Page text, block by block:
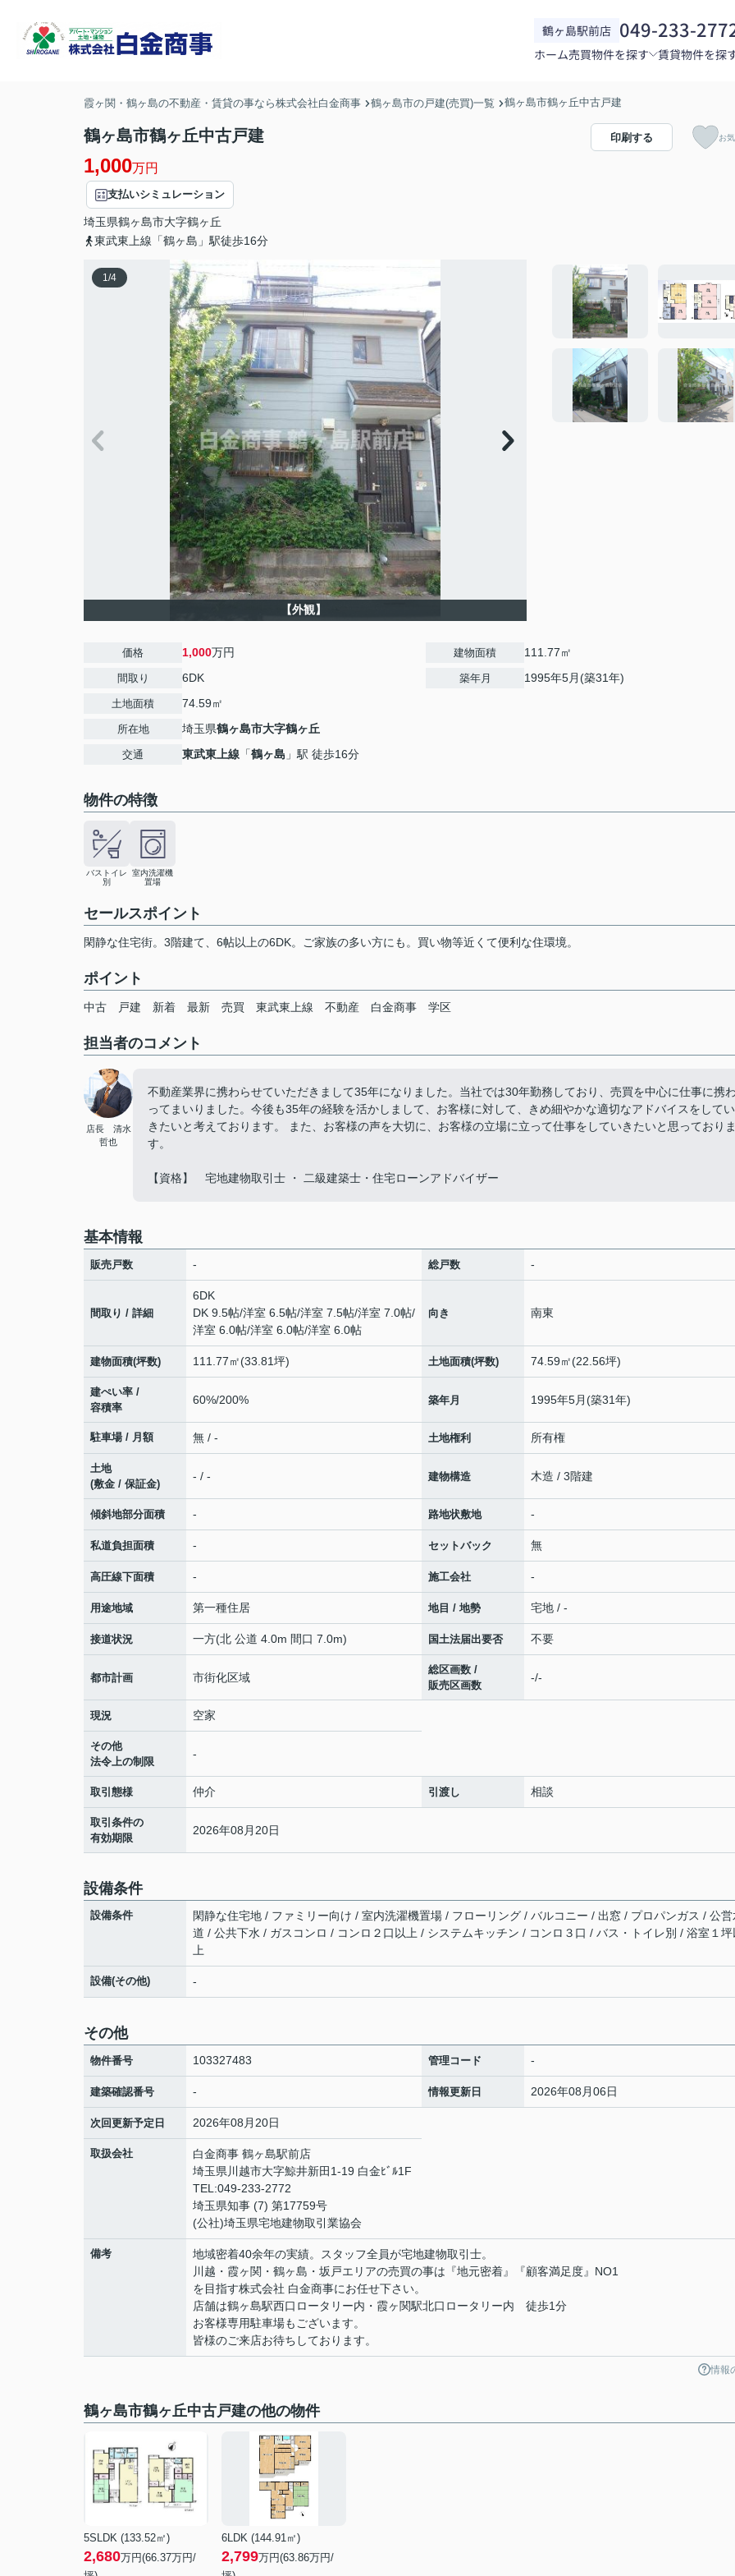
鶴ヶ島駅前店 049-233-
ホーム売買物件を探す 賃貸物件を探
霞ヶ関・鶴ヶ島の不動産・賃貸の事なら株式会社白金商事 鶴ヶ島市の戸建(売買)一覧 鶴ヶ島市鶴ヶ丘中古戸建
鶴ヶ島市鶴ヶ丘中古戸建
1,000万円
支払いシミュレーション
埼玉県鶴ヶ島市大字鶴ヶ丘
東武東上線「鶴ヶ島」駅徒歩16分
印刷する お
1/4
【外観】
価格 1,000万円
間取り 6DK
土地面積 74.59㎡
所在地 埼玉県鶴ヶ島市大字鶴ヶ丘
交通 東武東上線 「鶴ヶ島 」駅 徒歩16分
建物面積 111.77㎡
築年月 1995年5月(築31年)
物件の特徴
バストイレ
別
室内洗濯機
置場
セールスポイント
閑静な住宅街。3階建て、6帖以上の6DK。ご家族の多い方にも。買い物等近くて便利な住環境。
ポイント
中古 戸建 新着 最新 売買 東武東上線 不動産 白金商事 学区
担当者のコメント
店長 清水
哲也
不動産業界に携わらせていただきまして35年になりました。当社では30年勤務しており、売買を中心に仕事に携
ってまいりました。今後も35年の経験を活かしまして、お客様に対して、きめ細やかな適切なアドバイスをしてい
きたいと考えております。 また、お客様の声を大切に、お客様の立場に立って仕事をしていきたいと思っており
す。
【資格】 宅地建物取引士 ・ 二級建築士・住宅ローンアドバイザー
基本情報
販売戸数 - 総戸数 -
間取り / 詳細
6DK
DK 9.5帖/洋室 6.5帖/洋室 7.5帖/洋室 7.0帖/
洋室 6.0帖/洋室 6.0帖/洋室 6.0帖
向き 南東
建物面積(坪数) 111.77㎡(33.81坪) 土地面積(坪数) 74.59㎡(22.56坪)
建ぺい率 /
容積率
60%/200% 築年月 1995年5月(築31年)
駐車場 / 月額 無 / - 土地権利 所有権
土地
(敷金 / 保証金)
- / - 建物構造 木造 / 3階建
傾斜地部分面積 - 路地状敷地 -
私道負担面積 - セットバック 無
高圧線下面積 - 施工会社 -
用途地域 第一種住居 地目 / 地勢 宅地 / -
接道状況 一方(北 公道 4.0m 間口 7.0m) 国土法届出要否 不要
都市計画 市街化区域
総区画数 /
販売区画数
-/-
現況 空家
その他
法令上の制限
-
取引態様 仲介 引渡し 相談
取引条件の
有効期限
2026年08月20日
設備条件
設備条件
閑静な住宅地 / ファミリー向け / 室内洗濯機置場 / フローリング / バルコニー / 出窓 / プロパンガス / 公営
道 / 公共下水 / ガスコンロ / コンロ２口以上 / システムキッチン / コンロ３口 / バス・トイレ別 / 浴室１坪
上
設備(その他) -
その他
物件番号 103327483 管理コード -
建築確認番号 - 情報更新日 2026年08月06日
次回更新予定日 2026年08月20日
取扱会社
白金商事 鶴ヶ島駅前店
埼玉県川越市大字鯨井新田1-19 白金ﾋﾞﾙ1F
TEL:049-233-2772
埼玉県知事 (7) 第17759号
(公社)埼玉県宅地建物取引業協会
備考
地域密着40余年の実績。スタッフ全員が宅地建物取引士。
川越・霞ヶ関・鶴ヶ島・坂戸エリアの売買の事は『地元密着』『顧客満足度』NO1
を目指す株式会社 白金商事にお任せ下さい。
店舗は鶴ヶ島駅西口ロータリー内・霞ヶ関駅北口ロータリー内 徒歩1分
お客様専用駐車場もございます。
皆様のご来店お待ちしております。
情報
鶴ヶ島市鶴ヶ丘中古戸建の他の物件
5SLDK (133.52㎡)
2,680万円(66.37万円/
6LDK (144.91㎡)
2,799万円(63.86万円/